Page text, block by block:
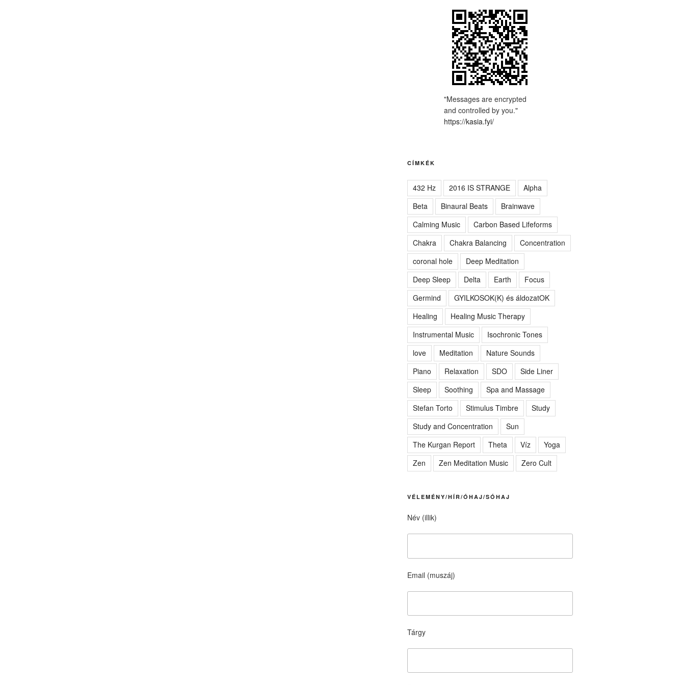
"Messages are encrypted
and controlled by you."
https://kasia.fyi/
CÍMKÉK
432 Hz 2016 IS STRANGE
Alpha
Beta
Binaural Beats
Brainwave
Calming Music
Carbon Based Lifeforms
Chakra
Chakra Balancing
Concentration
coronal hole
Deep Meditation
Deep Sleep
Delta Earth
Focus
Germind
GYILKOSOK(K) és áldozatOK
Healing
Healing Music Therapy
Instrumental Music
Isochronic Tones
love
Meditation
Nature Sounds
Piano
Relaxation SDO
Side Liner
Sleep
Soothing
Spa and Massage
Stefan Torto
Stimulus Timbre
Study
Study and Concentration
Sun
The Kurgan Report
Theta Víz
Yoga
Zen
Zen Meditation Music Zero Cult
VÉLEMÉNY/HÍR/ÓHAJ/SÓHAJ
Név (illik)
Email (muszáj)
Tárgy